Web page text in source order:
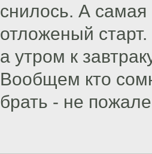
снилось. А
отложеный
а утром к
Вообщем кто
брать - не